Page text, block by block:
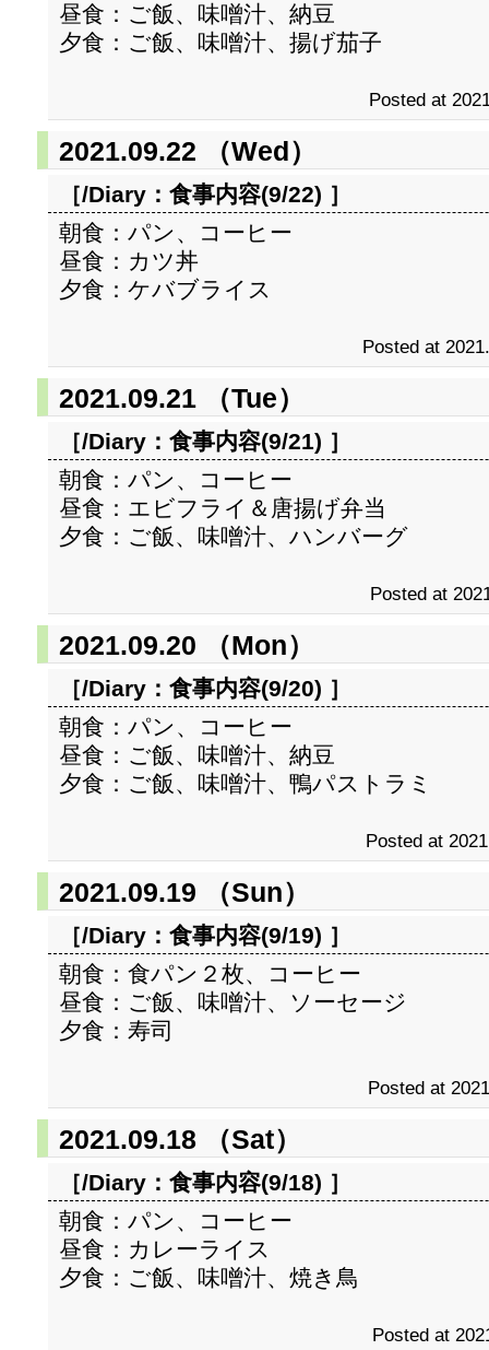
昼食：ご飯、味噌汁、納豆
夕食：ご飯、味噌汁、揚げ茄子
Posted at
2021.09.22 （Wed）
［/Diary： 食事内容(9/22) ］
朝食：パン、コーヒー
昼食：カツ丼
夕食：ケバブライス
Posted at
2021.09.21 （Tue）
［/Diary： 食事内容(9/21) ］
朝食：パン、コーヒー
昼食：エビフライ＆唐揚げ弁当
夕食：ご飯、味噌汁、ハンバーグ
Posted at
2021.09.20 （Mon）
［/Diary： 食事内容(9/20) ］
朝食：パン、コーヒー
昼食：ご飯、味噌汁、納豆
夕食：ご飯、味噌汁、鴨パストラミ
Posted at
2021.09.19 （Sun）
［/Diary： 食事内容(9/19) ］
朝食：食パン２枚、コーヒー
昼食：ご飯、味噌汁、ソーセージ
夕食：寿司
Posted at
2021.09.18 （Sat）
［/Diary： 食事内容(9/18) ］
朝食：パン、コーヒー
昼食：カレーライス
夕食：ご飯、味噌汁、焼き鳥
Posted at